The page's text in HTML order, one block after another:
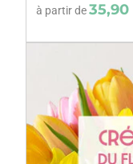
à partir de